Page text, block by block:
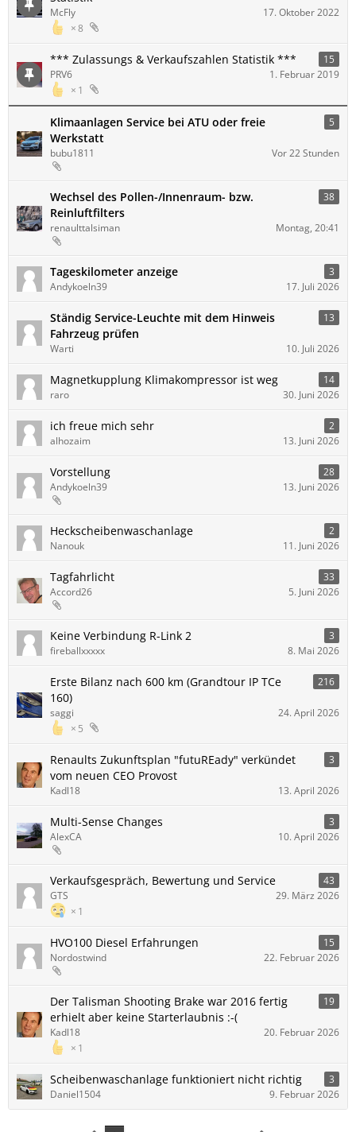
8
McFly 17. Oktober 2022
*** Zulassungs & Verkaufszahlen Statistik *** 15
1
PRV6 1. Februar 2019
Klimaanlagen Service bei ATU oder freie
Werkstatt
5
bubu1811 Vor 22 Stunden
Wechsel des Pollen-/Innenraum- bzw.
Reinluftfilters
38
renaulttalsiman Montag, 20:41
Tageskilometer anzeige
3
Andykoeln39
17. Juli 2026
Ständig Service-Leuchte mit dem Hinweis
Fahrzeug prüfen
13
Warti 10. Juli 2026
Magnetkupplung Klimakompressor ist weg
14
raro
30. Juni 2026
ich freue mich sehr
2
alhozaim
13. Juni 2026
Vorstellung
28
Andykoeln39
13. Juni 2026
Heckscheibenwaschanlage
2
Nanouk
11. Juni 2026
Tagfahrlicht
33
Accord26
5. Juni 2026
Keine Verbindung R-Link 2
3
fireballxxxxx
8. Mai 2026
Erste Bilanz nach 600 km (Grandtour IP TCe
160)
216
5
saggi 24. April 2026
Renaults Zukunftsplan "futuREady" verkündet
vom neuen CEO Provost
3
Kadl18 13. April 2026
Multi-Sense Changes
3
AlexCA
10. April 2026
Verkaufsgespräch, Bewertung und Service 43
1
GTS 29. März 2026
HVO100 Diesel Erfahrungen
15
Nordostwind
22. Februar 2026
Der Talisman Shooting Brake war 2016 fertig
erhielt aber keine Starterlaubnis :-(
19
1
Kadl18 20. Februar 2026
Scheibenwaschanlage funktioniert nicht richtig
3
Daniel1504
9. Februar 2026